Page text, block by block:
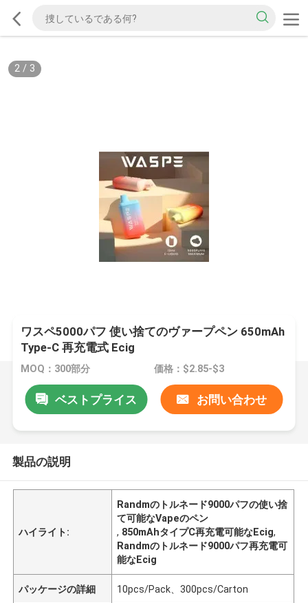
2/ 3
ワスペ5000パフ 使い捨てのヴァープペン 650mAh
Type-C 再充電式 Ecig
MOQ：300部分 価格：$2.85-$3
ベストプライス お問い合わせ
製品の説明
ハイライト:
Randmのトルネード9000パフの使い捨
て可能なVapeのペン
, 850mAhタイプC再充電可能なEcig,
Randmのトルネード9000パフ再充電可
能なEcig
パッケージの詳細 10pcs/Pack、300pcs/Carton